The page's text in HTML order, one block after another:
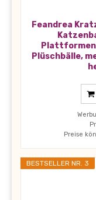
Feandrea
Plüschbälle,
Preise
BESTSELLER NR. 3